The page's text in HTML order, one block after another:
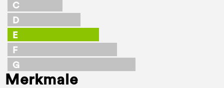
C
D
E
F
G
Merkmale